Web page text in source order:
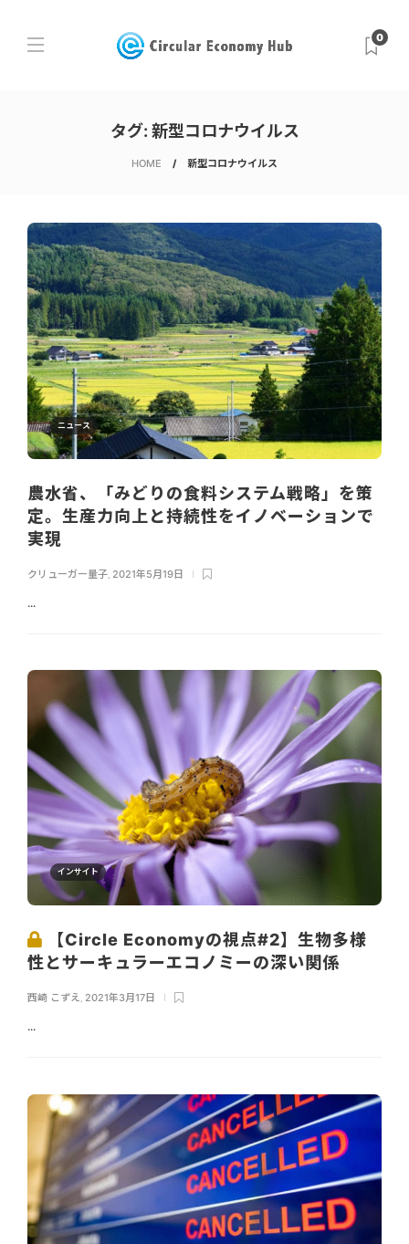
0
タグ: 新型コロナウイルス
HOME 新型コロナウイルス
ニュース
農水省、「みどりの食料システム戦略」を策
定。生産力向上と持続性をイノベーションで
実現
クリューガー量子 2021年5月19日
...
インサイト
【Circle Economyの視点#2】生物多様
性とサーキュラーエコノミーの深い関係
西崎 こずえ, 2021年3月17日
...